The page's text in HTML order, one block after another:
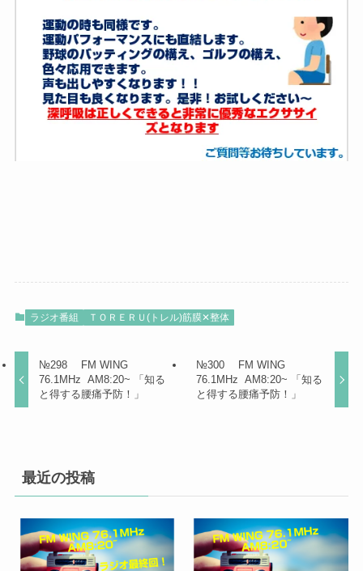
ラジオ番組 ＴＯＲＥＲＵ(トレル)筋膜✕整体
№298 FM WING
76.1MHz AM8:20~ 「知る
と得する腰痛予防！」
№300 FM WING
76.1MHz AM8:20~ 「知る
と得する腰痛予防！」
最近の投稿